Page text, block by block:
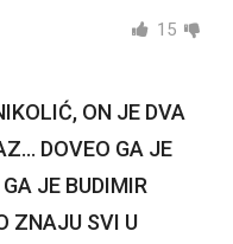
15
ON JE DVA
DOVEO GA JE
JE BUDIMIR
ZNAJU SVI U